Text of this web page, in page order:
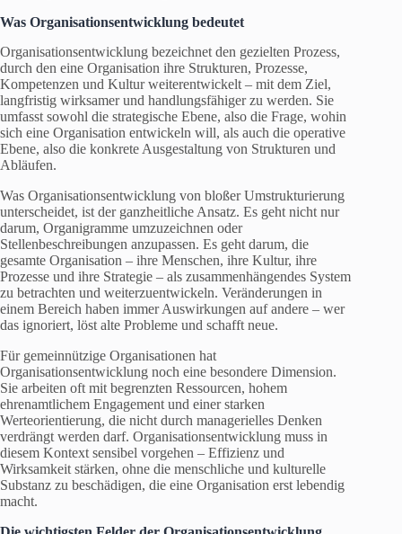
Was Organisationsentwicklung bedeutet
Organisationsentwicklung bezeichnet den gezielten Prozess,
durch den eine Organisation ihre Strukturen, Prozesse,
Kompetenzen und Kultur weiterentwickelt – mit dem Ziel,
langfristig wirksamer und handlungsfähiger zu werden. Sie
umfasst sowohl die strategische Ebene, also die Frage, wohin
sich eine Organisation entwickeln will, als auch die operative
Ebene, also die konkrete Ausgestaltung von Strukturen und
Abläufen.
Was Organisationsentwicklung von bloßer Umstrukturierung
unterscheidet, ist der ganzheitliche Ansatz. Es geht nicht nur
darum, Organigramme umzuzeichnen oder
Stellenbeschreibungen anzupassen. Es geht darum, die
gesamte Organisation – ihre Menschen, ihre Kultur, ihre
Prozesse und ihre Strategie – als zusammenhängendes System
zu betrachten und weiterzuentwickeln. Veränderungen in
einem Bereich haben immer Auswirkungen auf andere – wer
das ignoriert, löst alte Probleme und schafft neue.
Für gemeinnützige Organisationen hat
Organisationsentwicklung noch eine besondere Dimension.
Sie arbeiten oft mit begrenzten Ressourcen, hohem
ehrenamtlichem Engagement und einer starken
Werteorientierung, die nicht durch managerielles Denken
verdrängt werden darf. Organisationsentwicklung muss in
diesem Kontext sensibel vorgehen – Effizienz und
Wirksamkeit stärken, ohne die menschliche und kulturelle
Substanz zu beschädigen, die eine Organisation erst lebendig
macht.